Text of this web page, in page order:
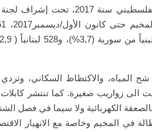
لجهاز المركزي للإحصاء
المياه، والاكتظاظ السكاني،
الى زواريب صغيرة. كما تنتشر
الكهربائية ولا سيما في فصل
في المخيم وخاصة مع الانهيار